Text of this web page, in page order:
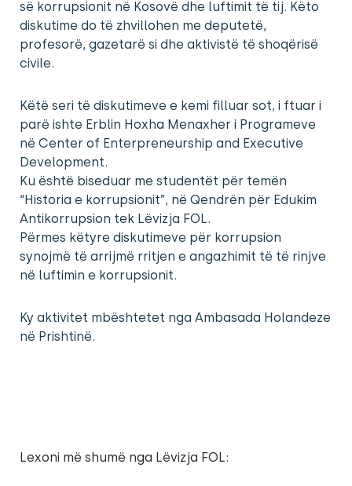
së korrupsionit në Kosovë dhe luftimit të tij. Këto
diskutime do të zhvillohen me deputetë,
profesorë, gazetarë si dhe aktivistë të shoqërisë
civile.
Këtë seri të diskutimeve e kemi filluar sot, i ftuar i
parë ishte Erblin Hoxha Menaxher i Programeve
në Center of Enterpreneurship and Executive
Development.
Ku është biseduar me studentët për temën
“Historia e korrupsionit”, në Qendrën për Edukim
Antikorrupsion tek Lëvizja FOL.
Përmes këtyre diskutimeve për korrupsion
synojmë të arrijmë rritjen e angazhimit të të rinjve
në luftimin e korrupsionit.
Ky aktivitet mbështetet nga Ambasada Holandeze
në Prishtinë.
Lexoni më shumë nga Lëvizja FOL: